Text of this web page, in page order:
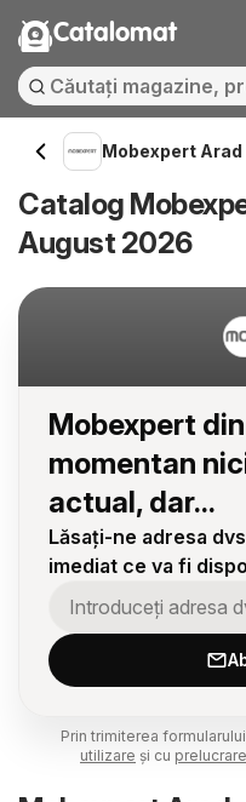
Catalomat
Mobexpert Arad
Catalog
August 2026
Mobexpert
momentan
actual, dar...
Lăsați-ne adresa
imediat ce va fi
Prin trimiterea
utilizare și cu